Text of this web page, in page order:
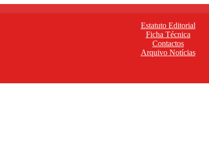
Estatuto Editorial
Ficha Técnica
Contactos
Arquivo Notícias